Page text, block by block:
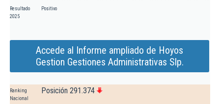
Resultado
2025
Positivo
Accede al Informe ampliado de Hoyos
Gestion Gestiones Administrativas Slp.
Ranking
Nacional
Posición 291.374